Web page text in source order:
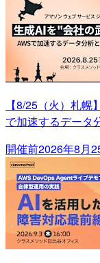
【8/25（火）札
で加速するデータ
開催前2026年8月